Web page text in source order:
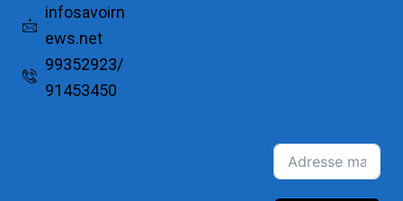
infosavoirn
ews.net
99352923/
91453450